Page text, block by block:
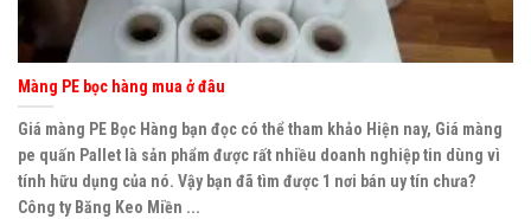
Màng PE bọc hàng mua ở đâu
Giá màng PE Bọc Hàng bạn đọc có thể tham khảo Hiện nay, Giá màng
pe quấn Pallet là sản phẩm được rất nhiều doanh nghiệp tin dùng vì
tính hữu dụng của nó. Vậy bạn đã tìm được 1 nơi bán uy tín chưa?
Công ty Băng Keo Miền ...